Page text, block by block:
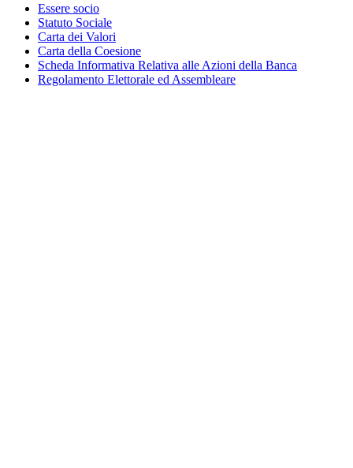
Essere socio
Statuto Sociale
Carta dei Valori
Carta della Coesione
Scheda Informativa Relativa alle Azioni della Banca
Regolamento Elettorale ed Assembleare